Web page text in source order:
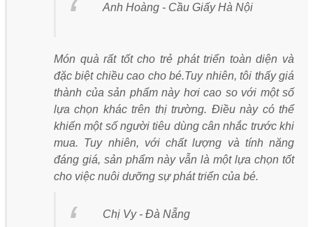
Anh Hoàng - Cầu Giấy Hà Nội
Món quà rất tốt cho trẻ phát triển toàn diện và
đặc biệt chiều cao cho bé.Tuy nhiên, tôi thấy giá
thành của sản phẩm này hơi cao so với một số
lựa chọn khác trên thị trường. Điều này có thể
khiến một số người tiêu dùng cân nhắc trước khi
mua. Tuy nhiên, với chất lượng và tính năng
đáng giá, sản phẩm này vẫn là một lựa chọn tốt
cho việc nuôi dưỡng sự phát triển của bé.
Chị Vy - Đà Nẵng